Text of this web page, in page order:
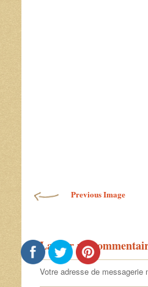
Previous Image
Laisser un
Votre adresse de messagerie